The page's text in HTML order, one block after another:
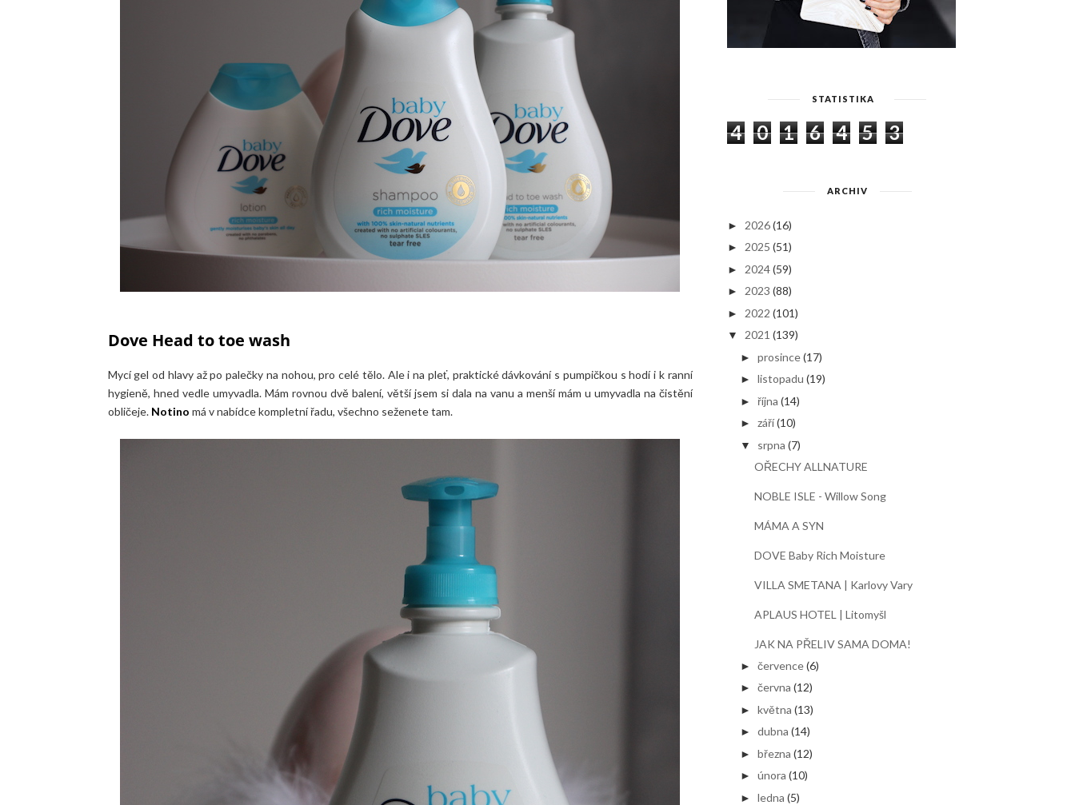
Dove Head to toe wash
Mycí gel od hlavy až po palečky na nohou, pro celé tělo. Ale i na pleť, praktické dávkování s pumpičkou s hodí i k ranní
hygieně, hned vedle umyvadla. Mám rovnou dvě balení, větší jsem si dala na vanu a menší mám u umyvadla na čistění
obličeje. Notino má v nabídce kompletní řadu, všechno seženete tam.
STATISTIKA
4 0 1 6 4 5 3
ARCHIV
► 2026 (16)
► 2025 (51)
► 2024 (59)
► 2023 (88)
► 2022 (101)
▼ 2021 (139)
►prosince(17)
►listopadu (19)
►října (14)
►září(10)
▼ srpna (7)
OŘECHY ALLNATURE
NOBLE ISLE - Willow Song
MÁMA A SYN
DOVE Baby Rich Moisture
VILLA SMETANA | Karlovy Vary
APLAUS HOTEL | Litomyšl
JAK NA PŘELIV SAMA DOMA!
►července(6)
►června (12)
►května (13)
►dubna (14)
►března (12)
►února (10)
►ledna (5)